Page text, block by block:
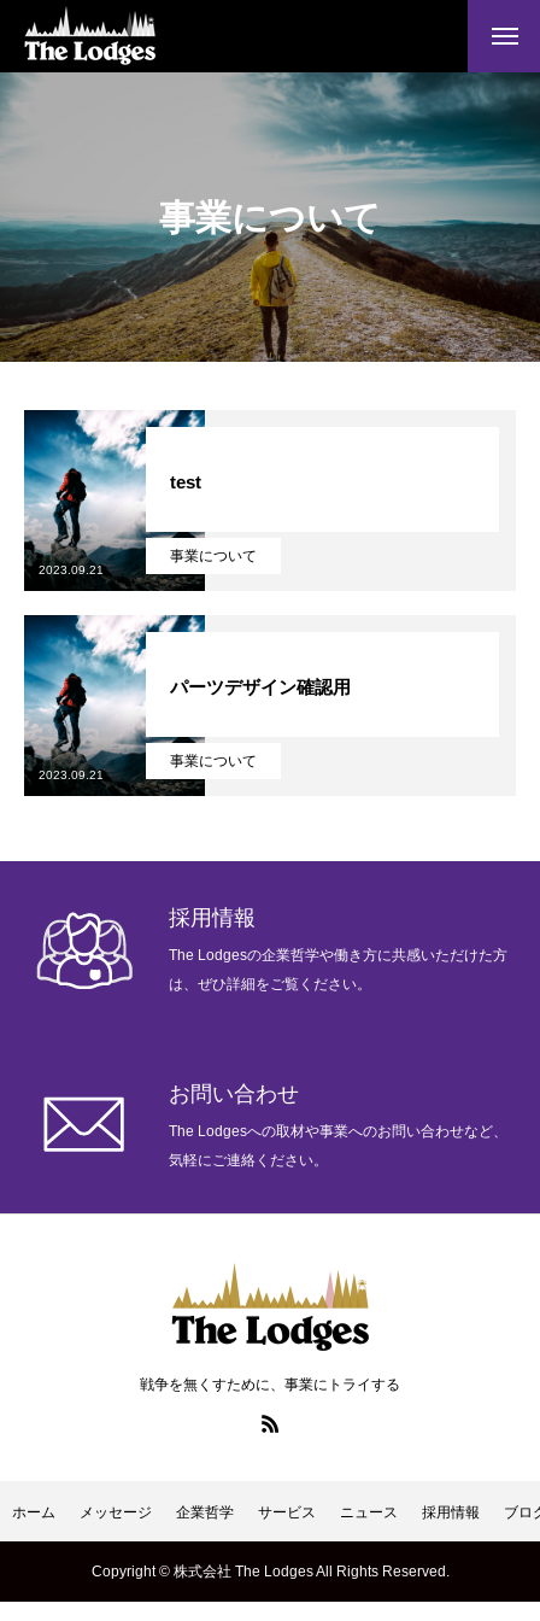
ホーム
メッセージ
企業哲学
サービス
ニュース
採用情報
プライバシーポリシー
企業哲学 サービス
事業について
事業について
test
2023.09.21
事業について
パーツデザイン確認用
2023.09.21
採用情報
The Lodgesの企業哲学や働き方に共感いただけた方
は、ぜひ詳細をご覧ください。
お問い合わせ
The Lodgesへの取材や事業へのお問い合わせなど、
気軽にご連絡ください。
戦争を無くすために、事業にトライする
ホーム メッセージ 企業哲学 サービス ニュース 採用情報 ブロ
Copyright © 株式会社 The Lodges All Rights Reserved.